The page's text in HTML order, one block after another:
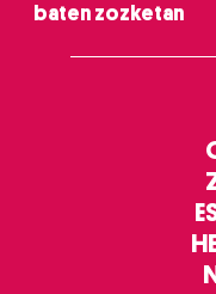
baten zozketan